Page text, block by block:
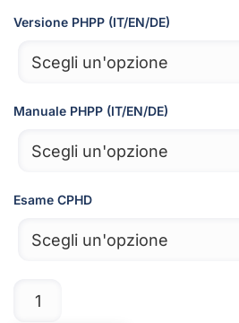
Versione PHPP (IT/EN/DE)
Manuale PHPP (IT/EN/DE)
Esame CPHD
Pacchetto